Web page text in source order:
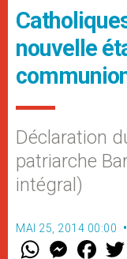
nouvelle
Déclaration
patriarche
intégral)
MAI 25, 2014 00:00
W M
e
F
a